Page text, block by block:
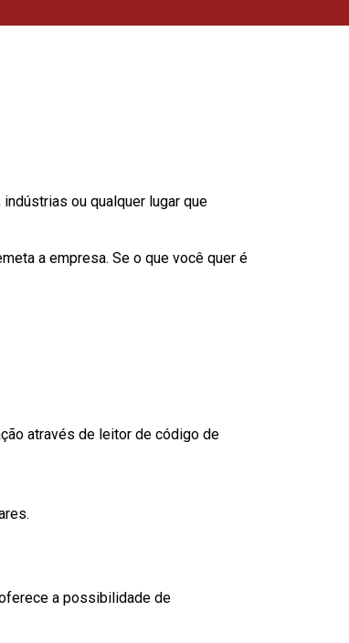
ou qualquer lugar que
a empresa. Se o que você quer é
através de leitor de código de
a possibilidade de